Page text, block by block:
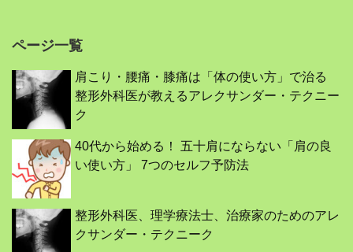
ページ一覧
肩こり・腰痛・膝痛は「体の使い方」で治る
整形外科医が教えるアレクサンダー・テクニー
ク
40代から始める！ 五十肩にならない「肩の良
い使い方」 7つのセルフ予防法
整形外科医、理学療法士、治療家のためのアレ
クサンダー・テクニーク